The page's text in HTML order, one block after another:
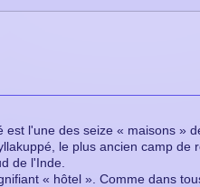
est l'une des seize « maisons »
le plus ancien camp de
de l'Inde.
« hôtel ». Comme dans